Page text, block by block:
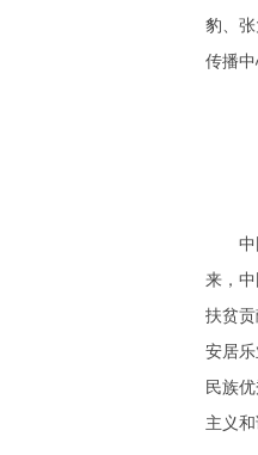
豹、
传播
来，
扶贫
安居
民族
主义